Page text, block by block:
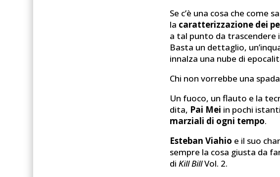
Se c’è una cosa che come
la caratterizzazione dei
a tal punto da trascendere
Basta un dettaglio,
innalza una nube di
Chi non vorrebbe una
Un fuoco, un flauto e la
dita, Pai Mei in pochi
marziali di ogni tempo.
Esteban Viahio e il suo
sempre la cosa giusta da
diKill BillVol. 2.